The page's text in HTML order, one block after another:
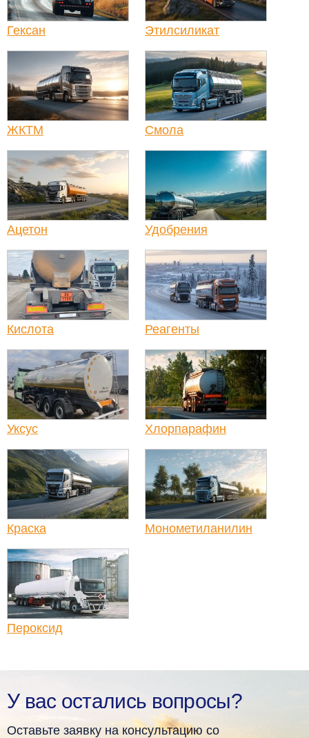
Гексан Этилсиликат
ЖКТМ Смола
Ацетон Удобрения
Кислота Реагенты
Уксус Хлорпарафин
Краска Монометиланилин
Пероксид
У вас остались вопросы?
Оставьте заявку на консультацию со